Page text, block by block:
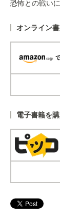
恐怖との戦い
オンライン
電子書籍を